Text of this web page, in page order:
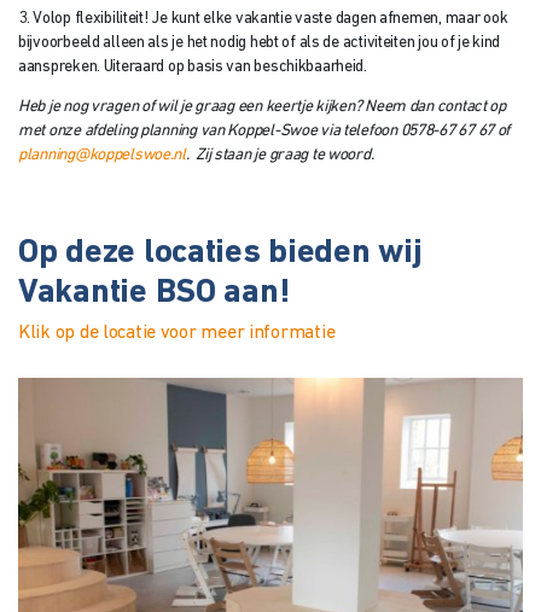
3. Volop flexibiliteit! Je kunt elke vakantie vaste dagen afnemen, maar ook
bijvoorbeeld alleen als je het nodig hebt of als de activiteiten jou of je kind
aanspreken. Uiteraard op basis van beschikbaarheid.
Heb je nog vragen of wil je graag een keertje kijken? Neem dan contact op
met onze afdeling planning van Koppel-Swoe via telefoon 0578-67 67 67 of
planning@koppelswoe.nl. Zij staan je graag te woord.
Op deze locaties bieden wij
Vakantie BSO aan!
Klik op de locatie voor meer informatie